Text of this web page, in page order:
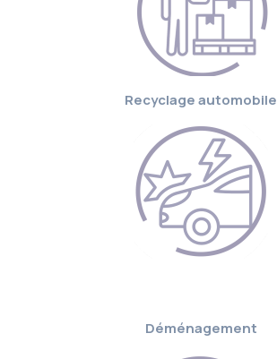
Recyclage automobile
Déménagement